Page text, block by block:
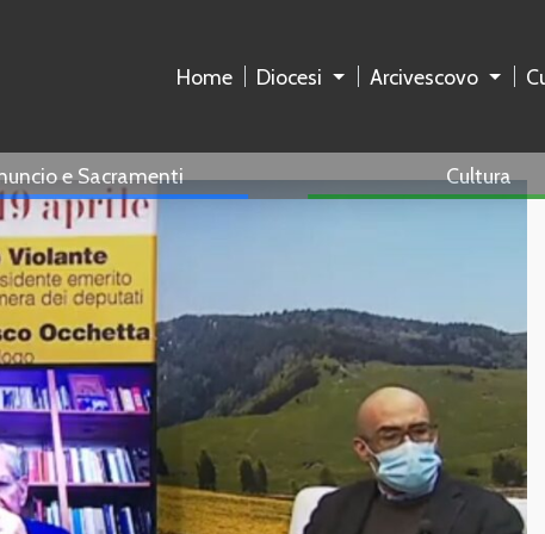
Home Diocesi Arcivescovo
e Sacramenti Cultura